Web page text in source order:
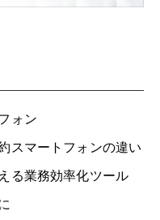
ォン
スマートフォンの違い
る業務効率化ツール